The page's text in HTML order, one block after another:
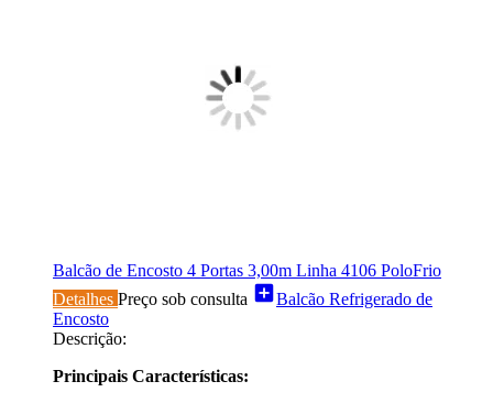
Balcão de Encosto 4 Portas 3,00m Linha 4106 PoloFrio
Detalhes Preço sob consulta add_boxBalcão Refrigerado de
Encosto
Descrição:
Principais Características: